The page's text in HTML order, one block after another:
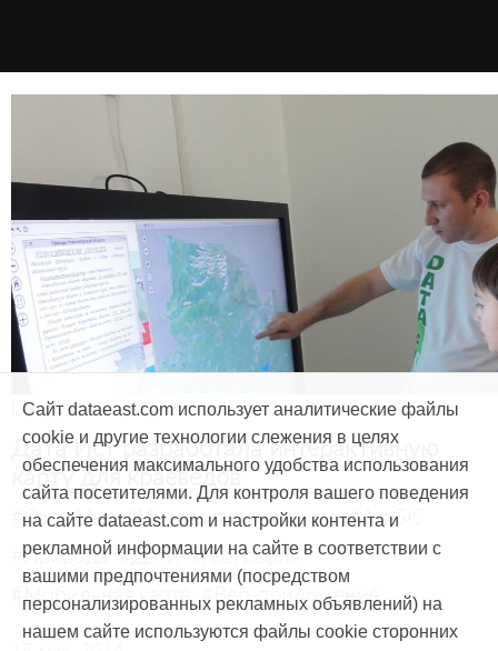
Продукты и услуги
Дата Ист разработала интерактивную
карту для краеведов
#CarryMap #Интерактивная карта #ArcGIS
#Природа #Дети #География
#Мобильная карта #Веб-приложение
Сайт dataeast.com использует аналитические файлы
cookie и другие технологии слежения в целях
обеспечения максимального удобства использования
сайта посетителями. Для контроля вашего поведения
на сайте dataeast.com и настройки контента и
рекламной информации на сайте в соответствии с
вашими предпочтениями (посредством
персонализированных рекламных объявлений) на
нашем сайте используются файлы cookie сторонних